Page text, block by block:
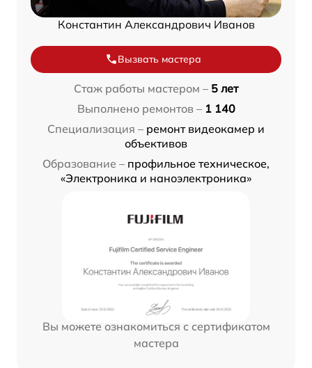
Константин Александрович Иванов
Вызвать мастера
Стаж работы мастером – 5 лет
Выполнено ремонтов – 1 140
Специализация – ремонт видеокамер и
объективов
Образование – профильное техническое,
«Электроника и наноэлектроника»
Вы можете ознакомиться с сертификатом
мастера